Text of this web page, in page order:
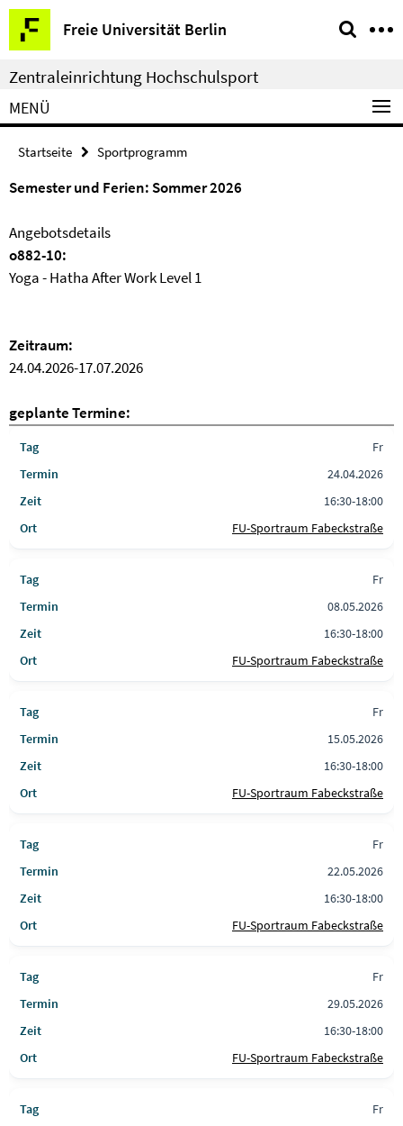
Springe
direkt
zu
Inhalt
Freie Universität Berlin
Service-
Navigation
Zentraleinrichtung Hochschulsport
MENÜ
Startseite Sportprogramm
Semester und Ferien: Sommer 2026
Angebotsdetails
o882-10:
Yoga - Hatha After Work Level 1
Zeitraum:
24.04.2026-17.07.2026
geplante Termine:
Fr
24.04.2026
16:30-18:00
FU-Sportraum Fabeckstraße
Fr
08.05.2026
16:30-18:00
FU-Sportraum Fabeckstraße
Fr
15.05.2026
16:30-18:00
FU-Sportraum Fabeckstraße
Fr
22.05.2026
16:30-18:00
FU-Sportraum Fabeckstraße
Fr
29.05.2026
16:30-18:00
FU-Sportraum Fabeckstraße
Fr